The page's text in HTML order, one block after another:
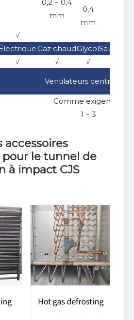
0,2 ~ 0,4
mm
0,4
mm
√
Gaz chaudGlycolSaumure
√ √ √
Ventilateurs centrifuges
Comme exigences
1 ~ 3
accessoires
pour le tunnel de
à impact CJS